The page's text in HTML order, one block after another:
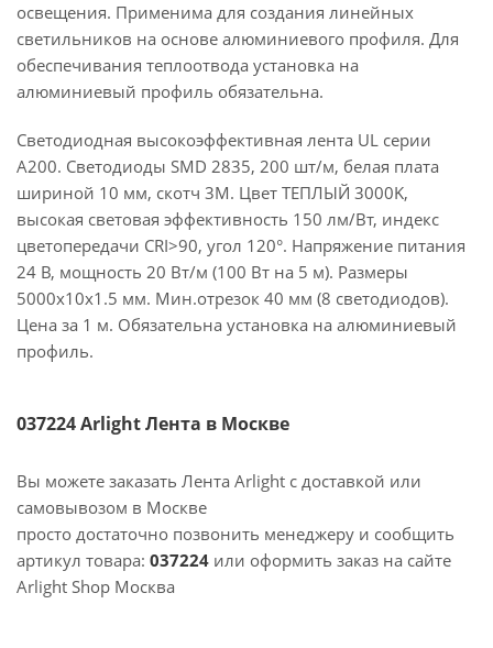
освещения. Применима для создания линейных
светильников на основе алюминиевого профиля. Для
обеспечивания теплоотвода установка на
алюминиевый профиль обязательна.
Светодиодная высокоэффективная лента UL серии
A200. Светодиоды SMD 2835, 200 шт/м, белая плата
шириной 10 мм, скотч 3M. Цвет ТЕПЛЫЙ 3000K,
высокая световая эффективность 150 лм/Вт, индекс
цветопередачи CRI>90, угол 120°. Напряжение питания
24 В, мощность 20 Вт/м (100 Вт на 5 м). Размеры
5000x10x1.5 мм. Мин.отрезок 40 мм (8 светодиодов).
Цена за 1 м. Обязательна установка на алюминиевый
профиль.
037224 Arlight Лента в Москве
Вы можете заказать Лента Arlight с доставкой или
самовывозом в Москве
просто достаточно позвонить менеджеру и сообщить
артикул товара: 037224 или оформить заказ на сайте
Arlight Shop Москва